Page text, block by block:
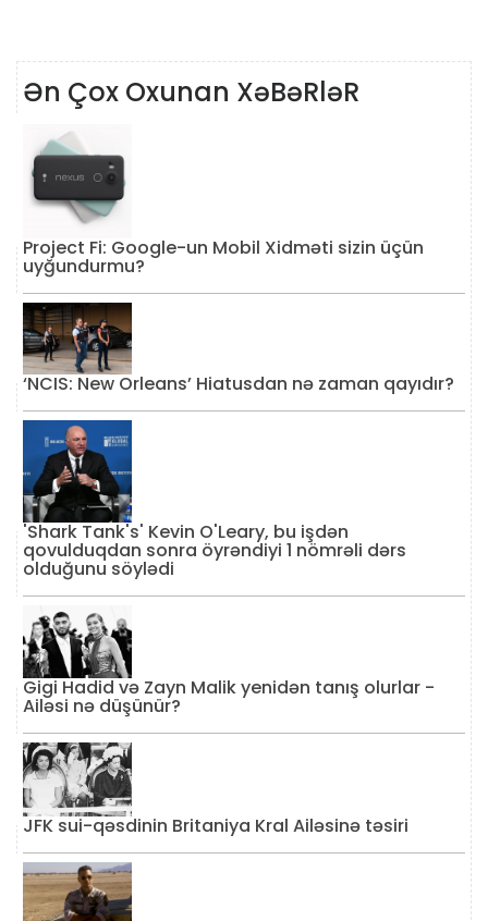
Ən Çox Oxunan XəBəRləR
Project Fi: Google-un Mobil Xidməti sizin üçün
uyğundurmu?
‘NCIS: New Orleans’ Hiatusdan nə zaman qayıdır?
'Shark Tank's' Kevin O'Leary, bu işdən
qovulduqdan sonra öyrəndiyi 1 nömrəli dərs
olduğunu söylədi
Gigi Hadid və Zayn Malik yenidən tanış olurlar -
Ailəsi nə düşünür?
JFK sui-qəsdinin Britaniya Kral Ailəsinə təsiri